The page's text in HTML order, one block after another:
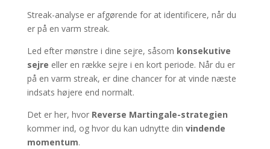
Streak-analyse er afgørende for at identificere, når du
er på en varm streak.
Led efter mønstre i dine sejre, såsom konsekutive
sejre eller en række sejre i en kort periode. Når du er
på en varm streak, er dine chancer for at vinde næste
indsats højere end normalt.
Det er her, hvor Reverse Martingale-strategien
kommer ind, og hvor du kan udnytte din vindende
momentum.